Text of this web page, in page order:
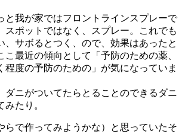
と我が家ではフロントラインスプレーで
スポットではなく、スプレー。これでも
、サボるとつく、ので、効果はあったと
最近の傾向として「予防のための薬、
程度の予防のための」が気になっていま
ダニがついてたらとることのできるダニ
たり。
らで作ってみようかな）と思っていたそ